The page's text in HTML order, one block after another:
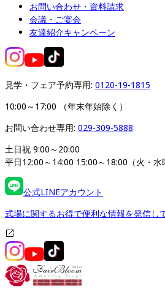
お問い合わせ・資料請求
会議・ご宴会
友達紹介キャンペーン
見学・フェア予約専用: 0120-19-1815
10:00～17:00 （年末年始除く）
お問い合わせ専用: 029-309-5888
土日祝 9:00～20:00
平日12:00～14:00 15:00～18:00（火・水
公式LINEアカウント
式場に関するお得で便利な情報を発信し